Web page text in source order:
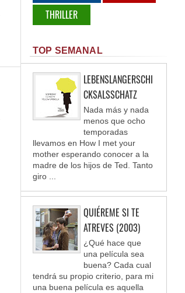
THRILLER
TOP SEMANAL
LEBENSLANGERSCHI
CKSALSSCHATZ
Nada más y nada
menos que ocho
temporadas
llevamos en How I met your
mother esperando conocer a la
madre de los hijos de Ted. Tanto
giro ...
QUIÉREME SI TE
ATREVES (2003)
¿Qué hace que
una película sea
buena? Cada cual
tendrá su propio criterio, para mi
una buena película es aquella